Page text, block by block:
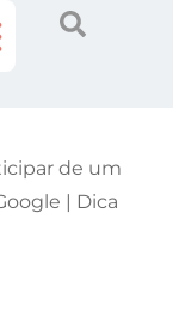
de um
| Dica